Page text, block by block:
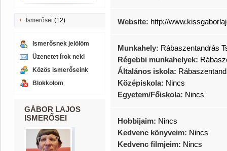
Ismerősei (12)
Ismerősnek jelölöm
Üzenetet írok neki
Közös ismerőseink
Blokkolom
GÁBOR LAJOS
ISMERŐSEI
Website: http://
Munkahely: Rábaszentandrás
Régebbi munkahelyek:
Általános iskola:
Középiskola: Nincs
Egyetem/Főiskola: Nincs
Hobbijaim: Nincs
Kedvenc könyveim: Nincs
Kedvenc filmjeim: Nincs